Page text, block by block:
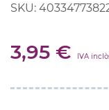
SKU:
3,95 € IVA